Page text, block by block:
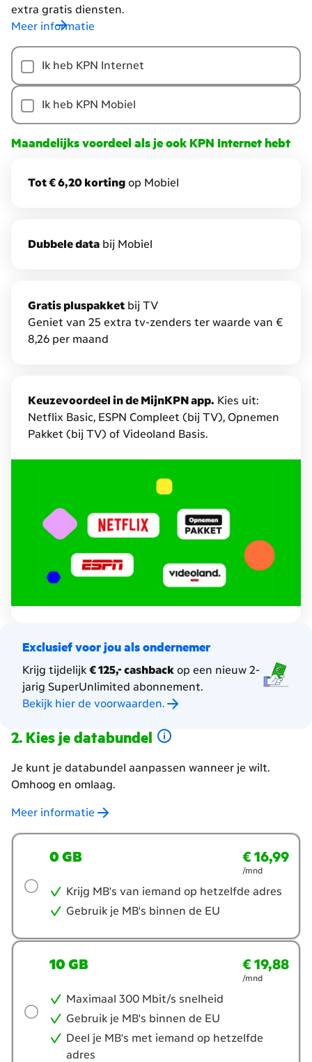
extra gratis diensten.
Meer informatie
Hoe
meer
producten
combineert,
hoe
noemen
krijg
dubbele
data
diensten.
Ik heb KPN Internet
Ik heb KPN Mobiel
Maandelijks voordeel als je ook KPN Internet hebt
Tot € 6,20 korting op Mobiel
Dubbele data bij Mobiel
Gratis pluspakket bij TV
Geniet van 25 extra tv-zenders ter waarde van €
8,26 per maand
Keuzevoordeel in de MijnKPN app. Kies uit:
Netflix Basic, ESPN Compleet (bij TV), Opnemen
Pakket (bij TV) of Videoland Basis.
Exclusief voor jou als ondernemer
Krijg tijdelijk € 125,- cashback op een nieuw 2-
jarig SuperUnlimited abonnement.
Bekijk hier de voorwaarden.
Kies je databundel
Je kunt je databundel aanpassen wanneer je wilt.
Omhoog en omlaag.
Meer informatie
Welke
databundel
0 GB € 16,99
€ 16,99
per maand
/mnd
Krijg MB's van iemand op hetzelfde adres
Gebruik je MB's binnen de EU
10 GB € 19,88
€ 19,88
per maand
/mnd
Maximaal 300 Mbit/s snelheid
Gebruik je MB's binnen de EU
Deel je MB's met iemand op hetzelfde
adres